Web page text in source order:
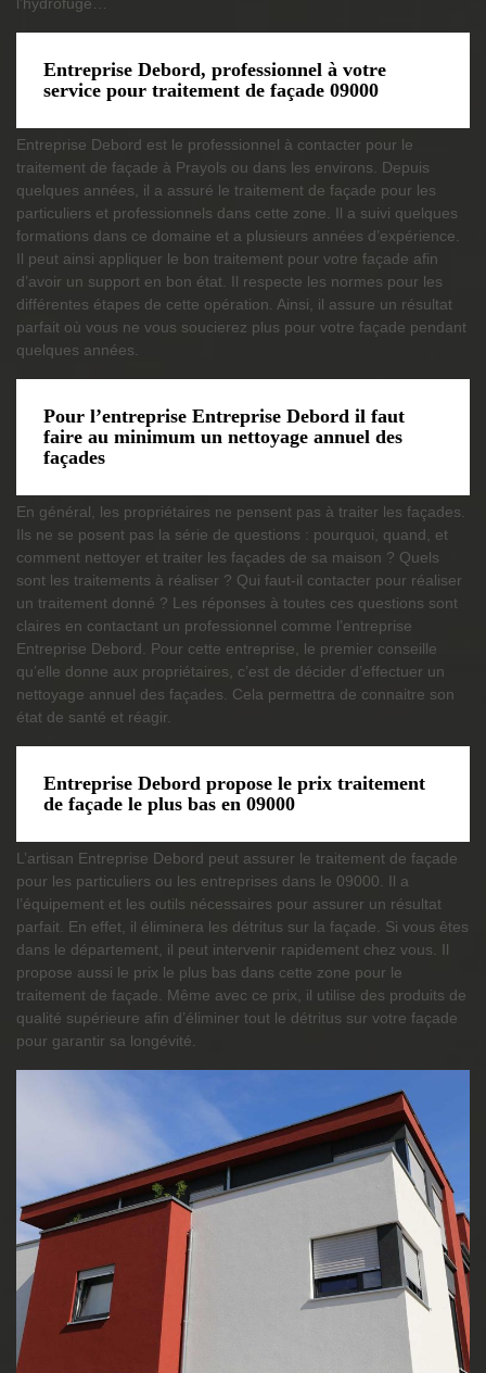
Entreprise Debord, professionnel à votre
service pour traitement de façade 09000
Entreprise Debord est le professionnel à contacter pour le
traitement de façade à Prayols ou dans les environs. Depuis
quelques années, il a assuré le traitement de façade pour les
particuliers et professionnels dans cette zone. Il a suivi quelques
formations dans ce domaine et a plusieurs années d’expérience.
Il peut ainsi appliquer le bon traitement pour votre façade afin
d’avoir un support en bon état. Il respecte les normes pour les
différentes étapes de cette opération. Ainsi, il assure un résultat
parfait où vous ne vous soucierez plus pour votre façade pendant
quelques années.
Pour l’entreprise Entreprise Debord il faut
faire au minimum un nettoyage annuel des
façades
En général, les propriétaires ne pensent pas à traiter les façades.
Ils ne se posent pas la série de questions : pourquoi, quand, et
comment nettoyer et traiter les façades de sa maison ? Quels
sont les traitements à réaliser ? Qui faut-il contacter pour réaliser
un traitement donné ? Les réponses à toutes ces questions sont
claires en contactant un professionnel comme l’entreprise
Entreprise Debord. Pour cette entreprise, le premier conseille
qu’elle donne aux propriétaires, c’est de décider d’effectuer un
nettoyage annuel des façades. Cela permettra de connaitre son
état de santé et réagir.
Entreprise Debord propose le prix traitement
de façade le plus bas en 09000
L’artisan Entreprise Debord peut assurer le traitement de façade
pour les particuliers ou les entreprises dans le 09000. Il a
l’équipement et les outils nécessaires pour assurer un résultat
parfait. En effet, il éliminera les détritus sur la façade. Si vous êtes
dans le département, il peut intervenir rapidement chez vous. Il
propose aussi le prix le plus bas dans cette zone pour le
traitement de façade. Même avec ce prix, il utilise des produits de
qualité supérieure afin d’éliminer tout le détritus sur votre façade
pour garantir sa longévité.